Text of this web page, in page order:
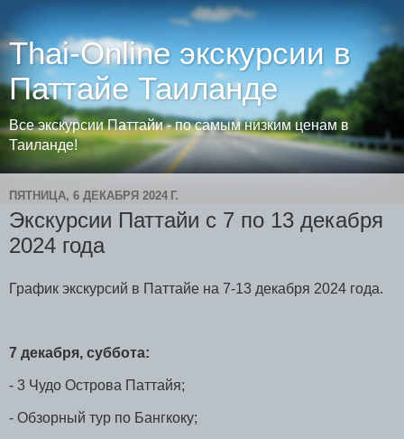
Thai-Online экскурсии в
Паттайе Таиланде
Все экскурсии Паттайи - по самым низким ценам в
Таиланде!
ПЯТНИЦА, 6 ДЕКАБРЯ 2024 Г.
Экскурсии Паттайи с 7 по 13 декабря
2024 года
График экскурсий в Паттайе на 7-13 декабря 2024 года.
7 декабря, суббота:
- 3 Чудо Острова Паттайя;
- Обзорный тур по Бангкоку;